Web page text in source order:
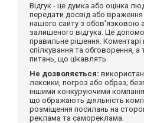
Відгук - це думка або оцінка
передати досвід або
нашого сайту з обов'язковою
залишеного відгука. Це
правильне рішення. Коментарі
спілкування та обговорення,
питань, що цікавлять.
Не дозволяється:
лексики, погроз або образ;
іншими конкуруючими
що ображають діяльність
розміщення посилань на
реклама та самореклама.